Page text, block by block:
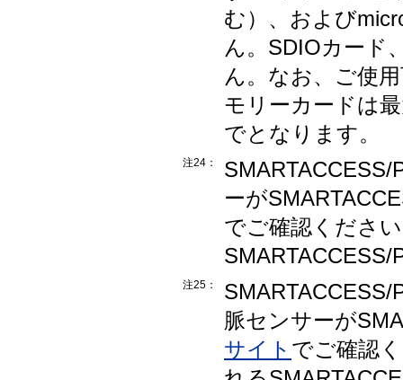
む）、および
ん。SDIOカード
ん。なお、ご使
モリーカードは
でとなります。
注24：
ーが
でご確認くださ
注25：
脈センサーが
サイト でご確認